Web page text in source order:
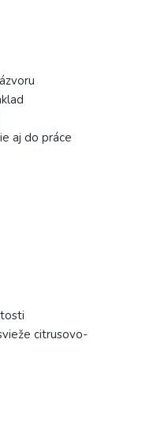
aj do práce
citrusovo-